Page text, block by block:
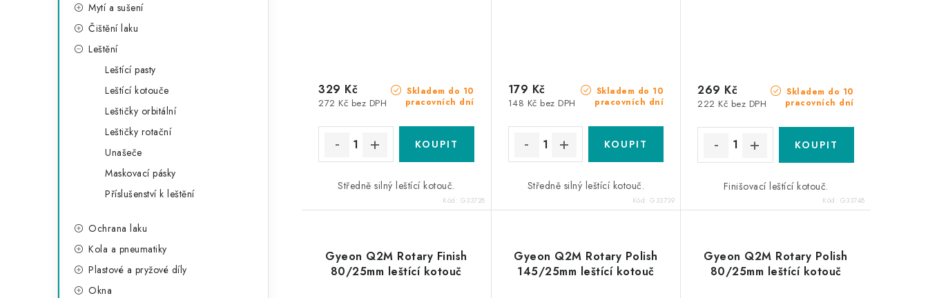
Mytí a sušení
Čištění laku
Leštění
Leštící pasty
Leštící kotouče
Leštičky orbitální
Leštičky rotační
Unašeče
Maskovací pásky
Příslušenství k leštění
Ochrana laku
Kola a pneumatiky
Plastové a pryžové díly
Okna
Skladem do 10
pracovních dní
272 Kč bez DPH
329 Kč
Středně silný leštící kotouč.
Kód: G33728
Skladem do 10
pracovních dní
148 Kč bez DPH
179 Kč
Středně silný leštící kotouč.
Kód:G33739
Skladem do 10
pracovních dní
222 Kč bez DPH
269 Kč
Finišovací leštící kotouč.
Kód: G33748
Gyeon Q2M Rotary Finish
80/25mm leštící kotouč
Gyeon Q2M Rotary Polish
145/25mm leštící kotouč
Gyeon Q2M Rotary Polish
80/25mm leštící kotouč